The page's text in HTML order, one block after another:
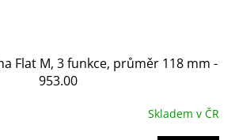
Flat M, 3 funkce, průměr 118 mm -
953.00
Skladem v ČR